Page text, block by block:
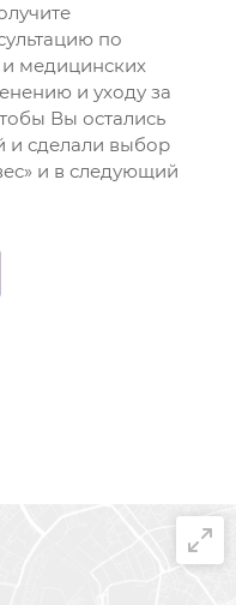
по
медицинских
и уходу за
Вы остались
и сделали выбор
и в следующий